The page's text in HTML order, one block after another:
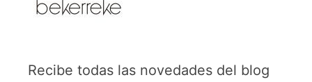
Recibe todas las novedades del blog